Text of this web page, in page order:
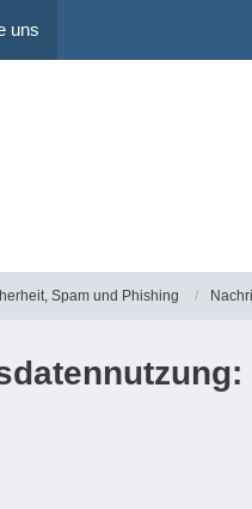
uns
Spam und Phishing